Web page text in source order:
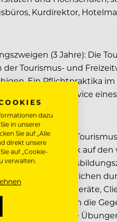
Kurdirektor,
(3 Jahre): Die
Tourismus- und
Ein Pflichtpraktika
Bereich Küche/Service
die Zillertaler
Augenmerk auf
Ziel dieses
erfolgt im Wesentlichen
Peripheriegeräte,
Ob es sich um die
dazu
in unserer
Sie auf „Alle
direkt unsere
auf „Cookie-
verwalten.